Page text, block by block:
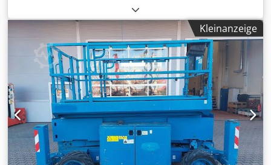
Center, um weitere Informationen zu erhalten. Cjdpfx
Aezfllyea Eoha DE01
Kleinanzeige